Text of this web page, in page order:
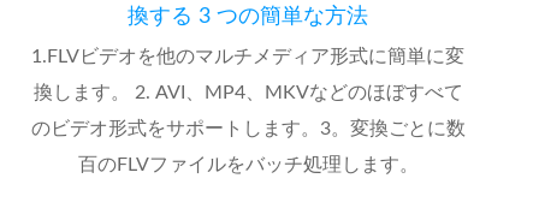
換する 3 つの簡単な方法
1.FLVビデオを他のマルチメディア形式に簡単に変
換します。 2. AVI、MP4、MKVなどのほぼすべて
のビデオ形式をサポートします。3。変換ごとに数
百のFLVファイルをバッチ処理します。